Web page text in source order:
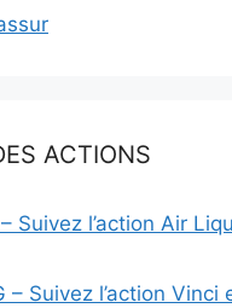
ACTIONS
Suivez l’action Air
– Suivez l’action Vinci